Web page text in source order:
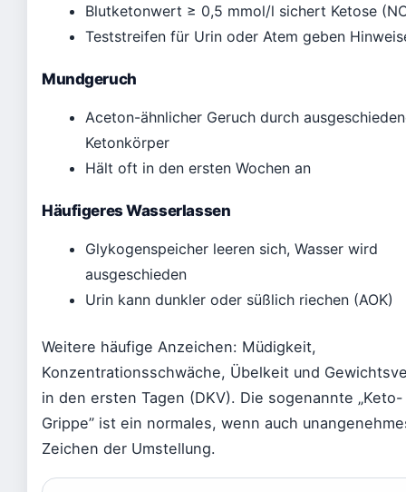
Blutketonwert ≥ 0,5 mmol/l sichert Ketose
Teststreifen für Urin oder Atem geben
Mundgeruch
Aceton-ähnlicher Geruch durch
Ketonkörper
Hält oft in den ersten Wochen an
Häufigeres Wasserlassen
Glykogenspeicher leeren sich, Wasser wird
ausgeschieden
Urin kann dunkler oder süßlich riechen (AOK)
Weitere häufige Anzeichen: Müdigkeit,
Konzentrationsschwäche, Übelkeit und
in den ersten Tagen (DKV). Die sogenannte „Keto-
Grippe” ist ein normales, wenn auch
Zeichen der Umstellung.